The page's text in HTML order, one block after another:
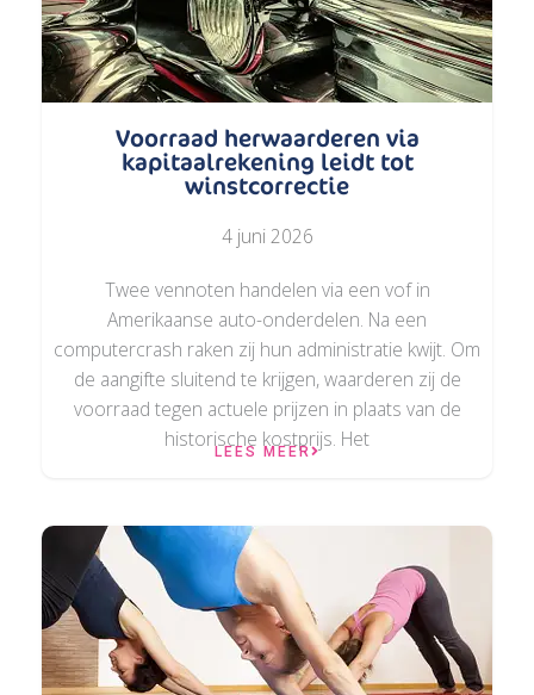
Voorraad herwaarderen via
kapitaalrekening leidt tot
winstcorrectie
4 juni 2026
Twee vennoten handelen via een vof in
Amerikaanse auto-onderdelen. Na een
computercrash raken zij hun administratie kwijt. Om
de aangifte sluitend te krijgen, waarderen zij de
voorraad tegen actuele prijzen in plaats van de
historische kostprijs. Het
LEES MEER